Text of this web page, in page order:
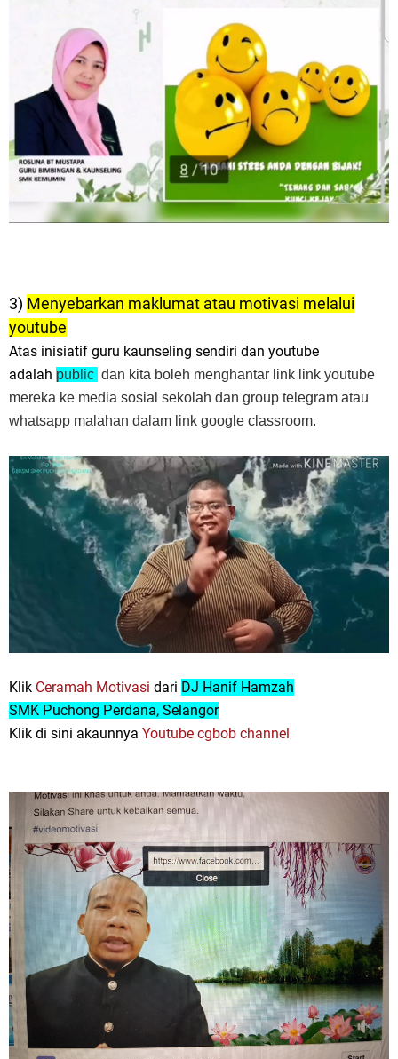
3) Menyebarkan maklumat atau motivasi melalui
youtube
Atas inisiatif guru kaunseling sendiri dan youtube
adalah public dan kita boleh menghantar link link youtube
mereka ke media sosial sekolah dan group telegram atau
whatsapp malahan dalam link google classroom.
Klik Ceramah Motivasi dari DJ Hanif Hamzah
SMK Puchong Perdana, Selangor
Klik di sini akaunnya Youtube cgbob channel